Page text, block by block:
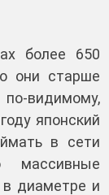
более 650
они старше
видимому,
японский
в сети
диаметре и